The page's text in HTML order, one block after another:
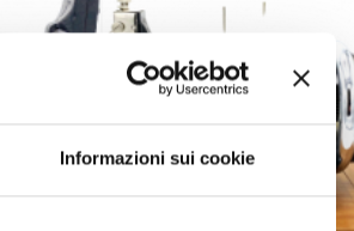
Informazioni sui cookie